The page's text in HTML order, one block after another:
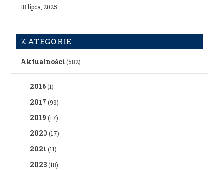
18 lipca, 2025
KATEGORIE
Aktualności (582)
2016(1)
2017 (99)
2019 (17)
2020 (17)
2021 (11)
2023(18)